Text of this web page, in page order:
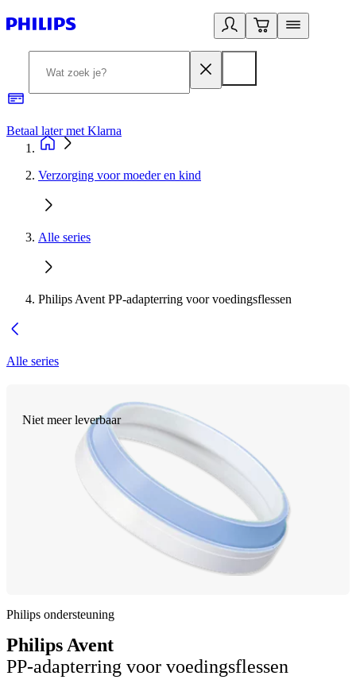
Betaal later met Klarna
Verzorging voor moeder en kind
Alle series
Philips Avent PP-adapterring voor voedingsflessen
Alle series
Niet meer leverbaar
Philips ondersteuning
Philips Avent
PP-adapterring voor voedingsflessen